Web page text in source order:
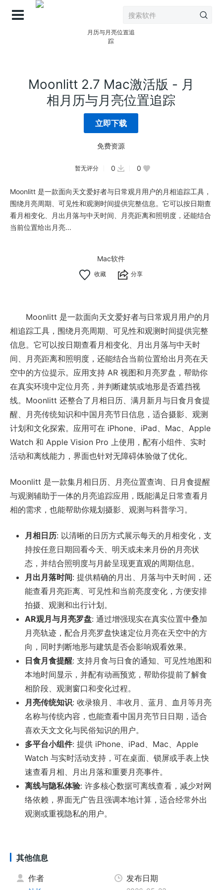
Moonlitt 2.7 Mac激活版 - 月
相月历与月亮位置追踪
立即下载
免费资源
暂无评分 0 0
Moonlitt 是一款面向天文爱好者与日常观月用户的月相追踪工具，
围绕月亮周期、可见性和观测时间提供完整信息。它可以按日期查
看月相变化、月出月落与中天时间、月亮距离和照明度，还能结合
当前位置给出月亮...
Mac软件
分享
Moonlitt 是一款面向天文爱好者与日常观月用户的月
相追踪工具，围绕月亮周期、可见性和观测时间提供完整
信息。它可以按日期查看月相变化、月出月落与中天时
间、月亮距离和照明度，还能结合当前位置给出月亮在天
空中的方位提示。应用支持 AR 视图和月亮罗盘，帮助你
在真实环境中定位月亮，并判断建筑或地形是否遮挡视
线。Moonlitt 还整合了月相日历、满月新月与日食月食提
醒、月亮传统知识和中国月亮节日信息，适合摄影、观测
计划和文化探索。应用可在 iPhone、iPad、Mac、Apple
Watch 和 Apple Vision Pro 上使用，配有小组件、实时
活动和离线能力，界面也针对无障碍体验做了优化。
Moonlitt 是一款集月相日历、月亮位置查询、日月食提醒
与观测辅助于一体的月亮追踪应用，既能满足日常查看月
相的需求，也能帮助你规划摄影、观测与科普学习。
月相日历: 以清晰的日历方式展示每天的月相变化，支
持按任意日期回看今天、明天或未来月份的月亮状
态，并结合照明度与月龄呈现更直观的周期信息。
月出月落时间: 提供精确的月出、月落与中天时间，还
能查看月亮距离、可见性和当前亮度变化，方便安排
拍摄、观测和出行计划。
AR观月与月亮罗盘: 通过增强现实在真实位置中叠加
月亮轨迹，配合月亮罗盘快速定位月亮在天空中的方
向，同时判断地形与建筑是否会影响观看效果。
日食月食提醒: 支持月食与日食的通知、可见性地图和
本地时间显示，并配有动画预览，帮助你提前了解食
相阶段、观测窗口和变化过程。
月亮传统知识: 收录狼月、丰收月、蓝月、血月等月亮
名称与传统内容，也能查看中国月亮节日日期，适合
喜欢天文文化与民俗知识的用户。
多平台小组件: 提供 iPhone、iPad、Mac、Apple
Watch 与实时活动支持，可在桌面、锁屏或手表上快
速查看月相、月出月落和重要月亮事件。
离线与隐私体验: 许多核心数据可离线查看，减少对网
络依赖，界面无广告且强调本地计算，适合经常外出
观测或重视隐私的用户。
其他信息
作者 发布日期